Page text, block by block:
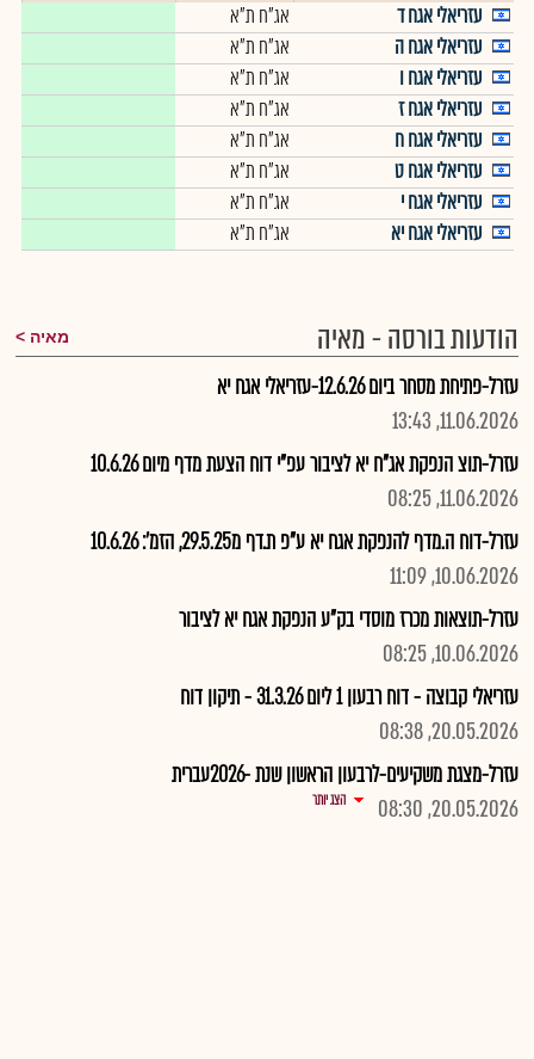
עזריאלי אגח ד
אג"ח ת"א
עזריאלי אגח ה
אג"ח ת"א
עזריאלי אגח ו
אג"ח ת"א
עזריאלי אגח ז
אג"ח ת"א
עזריאלי אגח ח
אג"ח ת"א
עזריאלי אגח ט
אג"ח ת"א
עזריאלי אגח י
אג"ח ת"א
עזריאלי אגח יא
אג"ח ת"א
הודעות בורסה - מאיה מאיה
עזרל-פתיחת מסחר ביום 12.6.26-עזריאלי אגח יא
11.06.2026, 13:43
עזרל-תוצ הנפקת אג"ח יא לציבור עפ"י דוח הצעת מדף מיום 10.6.26
11.06.2026, 08:25
עזרל-דוח ה.מדף להנפקת אגח יא ע"פ ת.דף מ29.5.25, הזמ': 10.6.26
10.06.2026, 11:09
עזרל-תוצאות מכרז מוסדי בק"ע הנפקת אגח יא לציבור
10.06.2026, 08:25
עזריאלי קבוצה - דוח רבעון 1 ליום 31.3.26 - תיקון דוח
20.05.2026, 08:38
עזרל-מצגת משקיעים-לרבעון הראשון שנת -2026עברית
20.05.2026, 08:30
הצג יותר